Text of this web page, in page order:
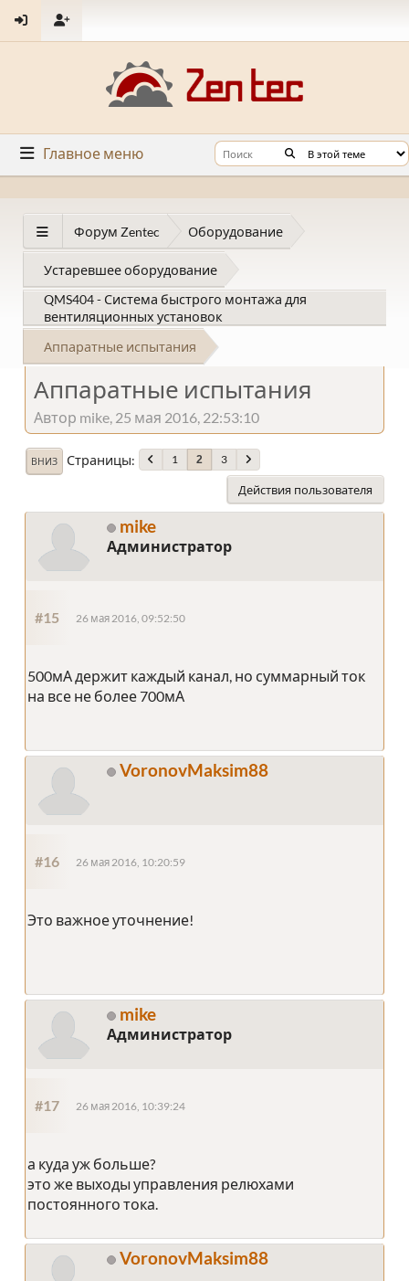
Главное меню
Форум Zentec Оборудование
Устаревшее оборудование
QMS404 - Система быстрого монтажа для
вентиляционных установок
Аппаратные испытания
Аппаратные испытания
Автор mike, 25 мая 2016, 22:53:10
ВНИЗ Страницы 1 2 3
Действия пользователя
mike
Администратор
#15 26 мая 2016, 09:52:50
500мА держит каждый канал, но суммарный ток
на все не более 700мА
VoronovMaksim88
#16 26 мая 2016, 10:20:59
Это важное уточнение!
mike
Администратор
#17 26 мая 2016, 10:39:24
а куда уж больше?
это же выходы управления релюхами
постоянного тока.
VoronovMaksim88